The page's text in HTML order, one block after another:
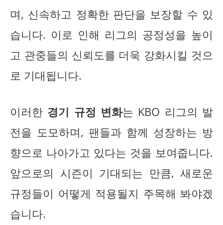
며, 신속하고 정확한 판단을 보장할 수 있
습니다. 이로 인해 리그의 공정성을 높이
고 관중들의 신뢰도를 더욱 강화시킬 것으
로 기대됩니다.
이러한 경기 규정 변화는 KBO 리그의 발
전을 도모하며, 팬들과 함께 성장하는 방
향으로 나아가고 있다는 것을 보여줍니다.
앞으로의 시즌이 기대되는 만큼, 새로운
규정들이 어떻게 적용될지 주목해 봐야겠
습니다.